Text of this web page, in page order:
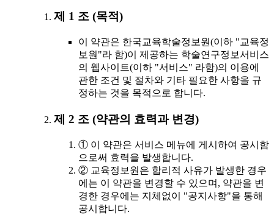
제 1 조 (목적)
이 약관은 한국교육학술정보원(이하 "교육정
보원"라 함)이 제공하는 학술연구정보서비스
의 웹사이트(이하 "서비스" 라함)의 이용에
관한 조건 및 절차와 기타 필요한 사항을 규
정하는 것을 목적으로 합니다.
제 2 조 (약관의 효력과 변경)
① 이 약관은 서비스 메뉴에 게시하여 공시함
으로써 효력을 발생합니다.
② 교육정보원은 합리적 사유가 발생한 경우
에는 이 약관을 변경할 수 있으며, 약관을 변
경한 경우에는 지체없이 "공지사항"을 통해
공시합니다.